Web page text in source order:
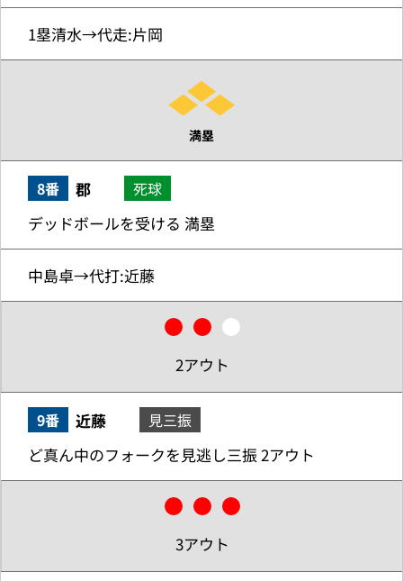
1塁清水→代走:片岡
満塁
8番 郡 死球
デッドボールを受ける 満塁
中島卓→代打:近藤
2アウト
9番 近藤 見三振
ど真ん中のフォークを見逃し三振 2アウト
3アウト